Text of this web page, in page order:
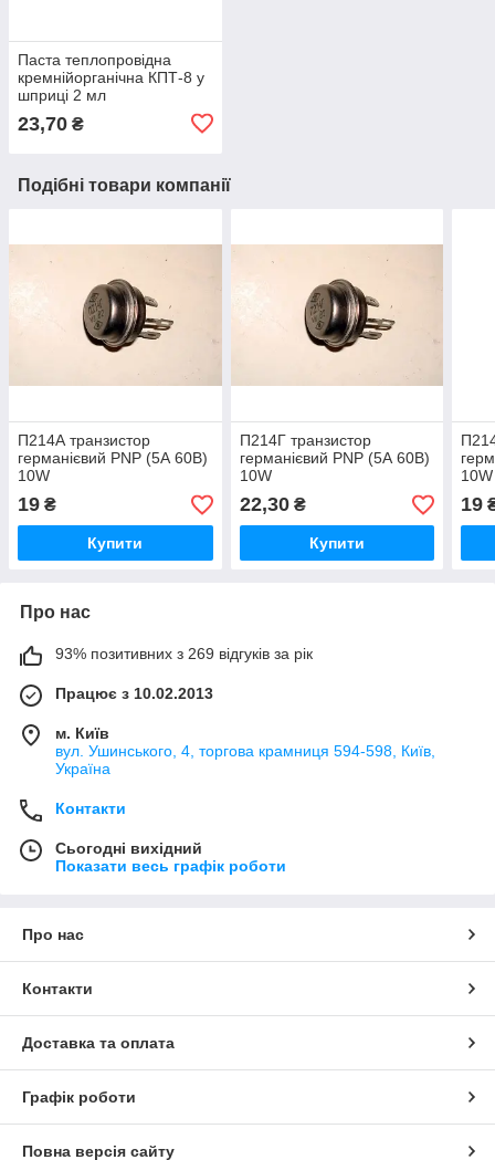
Паста теплопровідна
кремнійорганічна КПТ-8 у
шприці 2 мл
23,70 ₴
Подібні товари компанії
П214А транзистор
германієвий PNP (5А 60В)
10W
19 ₴
Купити
П214Г транзистор
германієвий PNP (5А 60В)
10W
22,30₴
Купити
10W
19
Про нас
93% позитивних з 269 відгуків за рік
Працює з 10.02.2013
м. Київ
вул. Ушинського, 4, торгова крамниця 594-598, Київ,
Україна
Контакти
Сьогодні вихідний
Показати весь графік роботи
Про нас
Контакти
Доставка та оплата
Графік роботи
Повна версія сайту